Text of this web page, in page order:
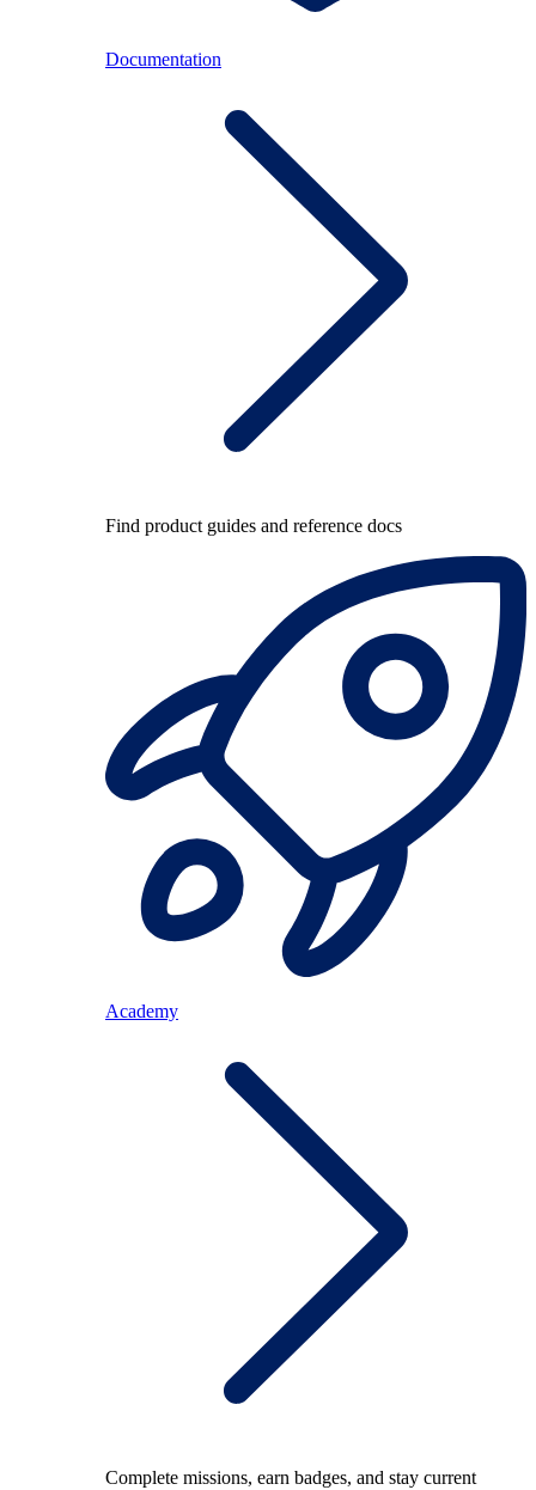
Documentation
Find product guides and reference docs
Academy
Complete missions, earn badges, and stay current